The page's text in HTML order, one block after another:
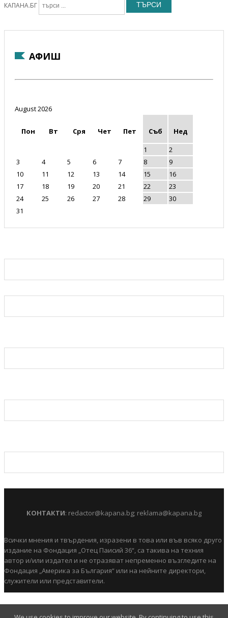
КАПАНА.БГ ТЪРСИ
АФИШ
August 2026
Пон Вт Сря Чет Пет Съб
Нед
1
2
3
4 5 6 7 8
9
10
11 12 13 14 15
16
17
18 19 20 21 22
23
24
25 26 27 28 29
30
31
КОНТАКТИ: redactor@kapana.bg; reklama@kapana.bg
Всички мнения и твърдения, изразени в това или във всяко друго
издание на Фондация „Отец Паисий 36“, са такива на техния
автор и/или издател и не отразяват непременно възгледите на
Фондация „Америка за България“ или на нейните директори,
служители или представители.